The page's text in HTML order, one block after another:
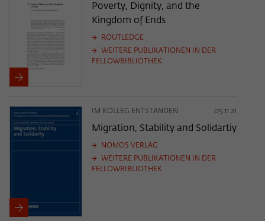
Poverty, Dignity, and the
Kingdom of Ends
ROUTLEDGE
WEITERE PUBLIKATIONEN IN DER
FELLOWBIBLIOTHEK
IM KOLLEG ENTSTANDEN 05.11.21
Migration, Stability and Solidartiy
NOMOS VERLAG
WEITERE PUBLIKATIONEN IN DER
FELLOWBIBLIOTHEK